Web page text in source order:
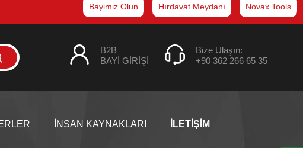
Bayimiz Olun Hırdavat Meydanı Novax Tools
B2B
BAYİ GİRİŞİ
Bize Ulaşın:
+90 362 266 65 35
İNSAN KAYNAKLARI İLETİŞİM